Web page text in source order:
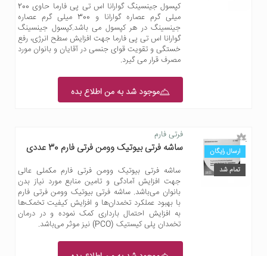
کپسول جینسینگ گوارانا اس تی پی فارما حاوی 200
میلی گرم عصاره گوارانا و 300 میلی گرم عصاره
جینسینگ در هر کپسول می باشد.کپسول جینسینگ
گوارانا اس تی پی فارما جهت افزایش سطح انرژی، رفع
خستگی و تقویت قوای جنسی در آقایان و بانوان مورد
مصرف قرار می گیرد.
موجود شد به من اطلاع بده
ارسال رایگان
تمام شد
فرتی فارم
ساشه فرتی بیوتیک وومن فرتی فارم 30 عددی
ساشه فرتی بیوتیک وومن فرتی فارم مکملی عالی
جهت افزایش آمادگی و تامین منابع مورد نیاز بدن
بانوان می‌باشد. ساشه فرتی بیوتیک وومن فرتی فارم
با بهبود عملکرد تخمدان‌ها و افزایش کیفیت تخمک‌ها
به افزایش احتمال بارداری کمک نموده و در درمان
تخمدان پلی کیستیک (PCO) نیز موثر می‌باشد.